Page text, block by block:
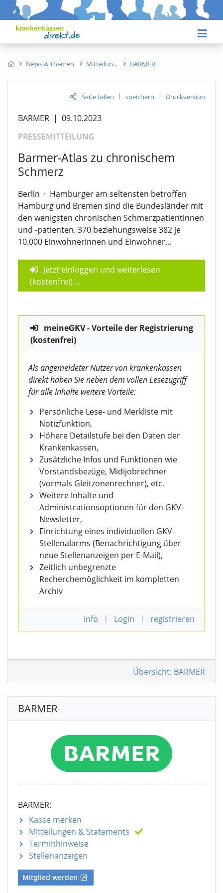
News & Themen Mitteilun BARMER
Seite teilen | speichern | Druckversion
BARMER | 09.10.2023
PRESSEMITTEILUNG
Barmer-Atlas zu chronischem
Schmerz
Berlin · Hamburger am seltensten betroffen
Hamburg und Bremen sind die Bundesländer mit
den wenigsten chronischen Schmerzpatientinnen
und -patienten. 370 beziehungsweise 382 je
10.000 Einwohnerinnen und Einwohner...
Jetzt einloggen und weiterlesen
(kostenfrei) ...
meineGKV - Vorteile der Registrierung
(kostenfrei)
Als angemeldeter Nutzer von krankenkassen
direkt haben Sie neben dem vollen Lesezugriff
für alle Inhalte weitere Vorteile:
Persönliche Lese- und Merkliste mit
Notizfunktion,
Höhere Detailstufe bei den Daten der
Krankenkassen,
Zusätzliche Infos und Funktionen wie
Vorstandsbezüge, Midijobrechner
(vormals Gleitzonenrechner), etc.
Weitere Inhalte und
Administrationsoptionen für den GKV-
Newsletter,
Einrichtung eines individuellen GKV-
Stellenalarms (Benachrichtigung über
neue Stellenanzeigen per E-Mail),
Zeitlich unbegrenzte
Recherchemöglichkeit im kompletten
Archiv
Info | Login | registrieren
Übersicht: BARMER
BARMER
BARMER:
Kasse merken
Mitteilungen & Statements
Terminhinweise
Stellenanzeigen
Mitglied werden